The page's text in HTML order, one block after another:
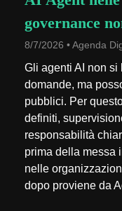
governance
8/7/2026 • Agenda
Gli agenti AI non
domande, ma
pubblici. Per
definiti,
responsabilità
prima della messa
nelle
dopo proviene da